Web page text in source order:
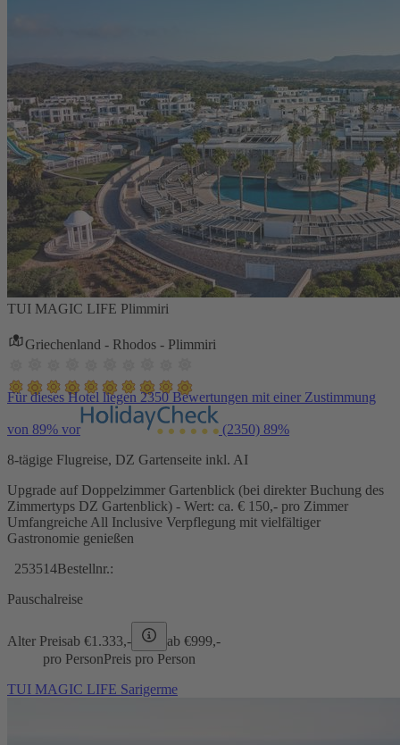
TUI MAGIC LIFE Plimmiri
Griechenland - Rhodos - Plimmiri
Für dieses Hotel liegen 2350 Bewertungen mit einer Zustimmung
von 89% vor (2350) 89%
8-tägige Flugreise, DZ Gartenseite inkl. AI
Upgrade auf Doppelzimmer Gartenblick (bei direkter Buchung des
Zimmertyps DZ Gartenblick) - Wert: ca. € 150,- pro Zimmer
Umfangreiche All Inclusive Verpflegung mit vielfältiger
Gastronomie genießen
253514Bestellnr.:
Pauschalreise
Alter Preisab €1.333,- ab €999,-
pro PersonPreis pro Person
TUI MAGIC LIFE Sarigerme